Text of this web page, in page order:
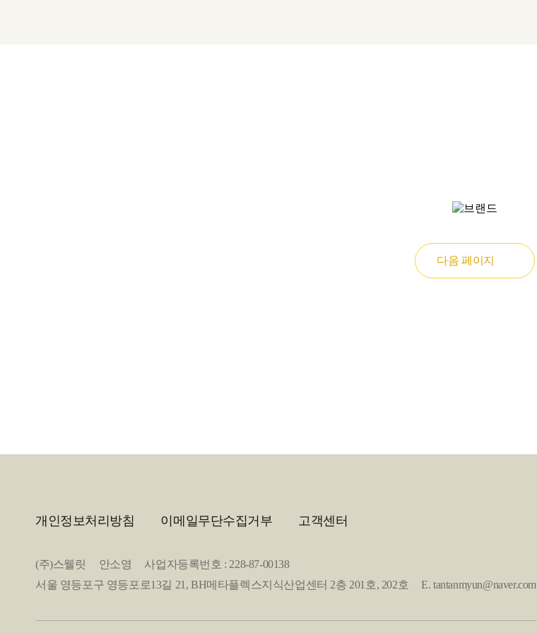
다음 페이지
개인정보처리방침 이메일무단수집거부 고객센터
(주)스웰릿 안소영 사업자등록번호 : 228-87-00138
서울 영등포구 영등포로13길 21, BH메타플렉스지식산업센터 2층 201호, 202호 E. tantanmyun@naver.com